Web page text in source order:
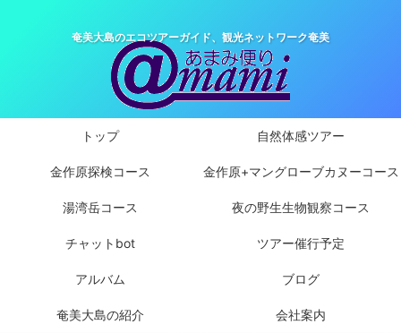
奄美大島のエコツアーガイド、観光ネットワーク奄美
トップ 自然体感ツアー
金作原探検コース 金作原+マングローブカヌーコース
湯湾岳コース 夜の野生生物観察コース
チャットbot ツアー催行予定
アルバム ブログ
奄美大島の紹介 会社案内